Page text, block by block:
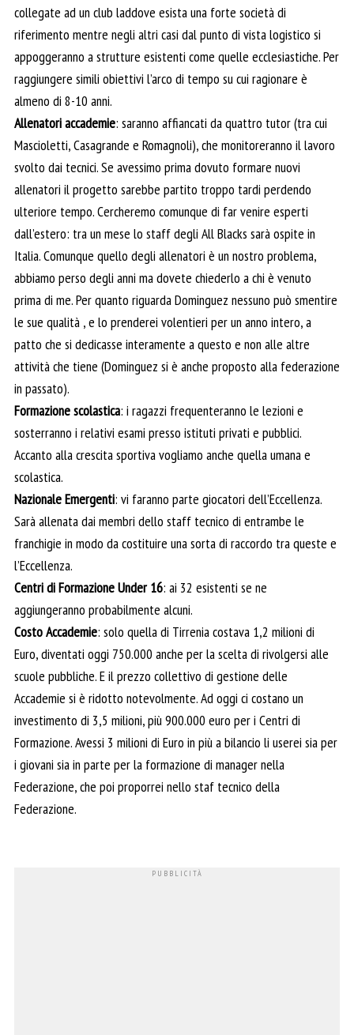
collegate ad un club laddove esista una forte società di
riferimento mentre negli altri casi dal punto di vista logistico si
appoggeranno a strutture esistenti come quelle ecclesiastiche. Per
raggiungere simili obiettivi l’arco di tempo su cui ragionare è
almeno di 8-10 anni.
Allenatori accademie: saranno affiancati da quattro tutor (tra cui
Mascioletti, Casagrande e Romagnoli), che monitoreranno il lavoro
svolto dai tecnici. Se avessimo prima dovuto formare nuovi
allenatori il progetto sarebbe partito troppo tardi perdendo
ulteriore tempo. Cercheremo comunque di far venire esperti
dall’estero: tra un mese lo staff degli All Blacks sarà ospite in
Italia. Comunque quello degli allenatori è un nostro problema,
abbiamo perso degli anni ma dovete chiederlo a chi è venuto
prima di me. Per quanto riguarda Dominguez nessuno può smentire
le sue qualità , e lo prenderei volentieri per un anno intero, a
patto che si dedicasse interamente a questo e non alle altre
attività che tiene (Dominguez si è anche proposto alla federazione
in passato).
Formazione scolastica: i ragazzi frequenteranno le lezioni e
sosterranno i relativi esami presso istituti privati e pubblici.
Accanto alla crescita sportiva vogliamo anche quella umana e
scolastica.
Nazionale Emergenti: vi faranno parte giocatori dell’Eccellenza.
Sarà allenata dai membri dello staff tecnico di entrambe le
franchigie in modo da costituire una sorta di raccordo tra queste e
l’Eccellenza.
Centri di Formazione Under 16: ai 32 esistenti se ne
aggiungeranno probabilmente alcuni.
Costo Accademie: solo quella di Tirrenia costava 1,2 milioni di
Euro, diventati oggi 750.000 anche per la scelta di rivolgersi alle
scuole pubbliche. E il prezzo collettivo di gestione delle
Accademie si è ridotto notevolmente. Ad oggi ci costano un
investimento di 3,5 milioni, più 900.000 euro per i Centri di
Formazione. Avessi 3 milioni di Euro in più a bilancio li userei sia per
i giovani sia in parte per la formazione di manager nella
Federazione, che poi proporrei nello staf tecnico della
Federazione.